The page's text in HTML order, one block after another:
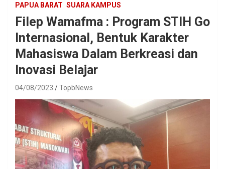
PAPUA BARAT SUARA KAMPUS
Filep Wamafma : Program STIH Go
Internasional, Bentuk Karakter
Mahasiswa Dalam Berkreasi dan
Inovasi Belajar
04/08/2023 TopbNews